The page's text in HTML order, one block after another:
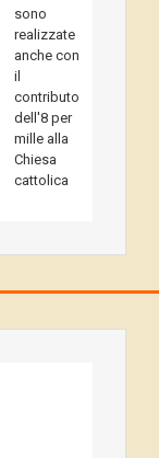
sono
realizzate
anche con
il
contributo
dell'8 per
mille alla
Chiesa
cattolica